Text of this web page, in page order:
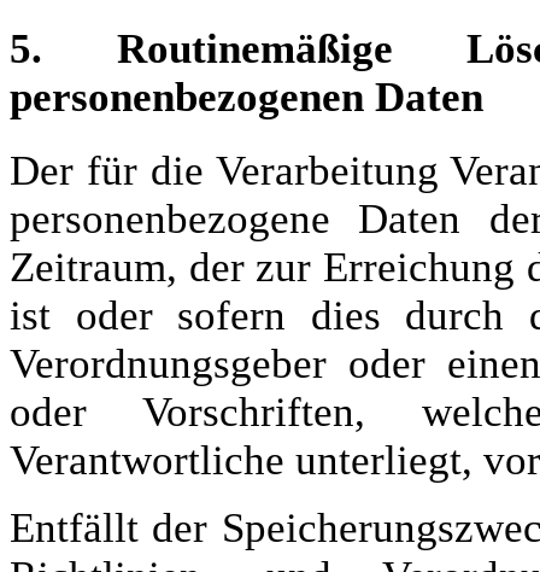
5. Routinemäßige
personenbezogenen Daten
Der für die Verarbeitung
personenbezogene Daten
Zeitraum, der zur Erreichung
ist oder sofern dies durch
Verordnungsgeber oder
oder Vorschriften,
Verantwortliche unterliegt,
Entfällt der